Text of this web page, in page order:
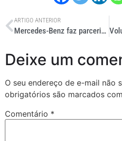
ARTIGO ANTERIOR
Mercedes-Benz faz parceria com o SEST/SENAT
Deixe um
O seu endereço de e-mail não
obrigatórios são marcados com
Comentário *